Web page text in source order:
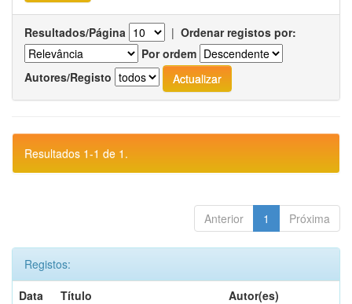
Resultados/Página | Ordenar registos por:
Por ordem
Autores/Registo
Resultados 1-1 de 1.
Anterior 1 Próxima
Registos:
Data
Título
Autor(es)